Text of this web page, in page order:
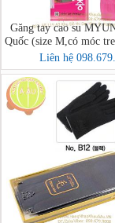
Găng tay cao su
Quốc (size M,có móc
형고무장갑
Liên hệ